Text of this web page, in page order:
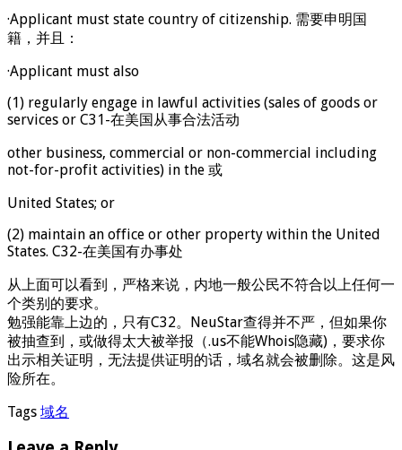
·Applicant must state country of citizenship. 需要申明国
籍，并且：
·Applicant must also
(1) regularly engage in lawful activities (sales of goods or
services or C31-在美国从事合法活动
other business, commercial or non-commercial including
not-for-profit activities) in the 或
United States; or
(2) maintain an office or other property within the United
States. C32-在美国有办事处
从上面可以看到，严格来说，内地一般公民不符合以上任何一
个类别的要求。
勉强能靠上边的，只有C32。NeuStar查得并不严，但如果你
被抽查到，或做得太大被举报（.us不能Whois隐藏)，要求你
出示相关证明，无法提供证明的话，域名就会被删除。这是风
险所在。
Tags 域名